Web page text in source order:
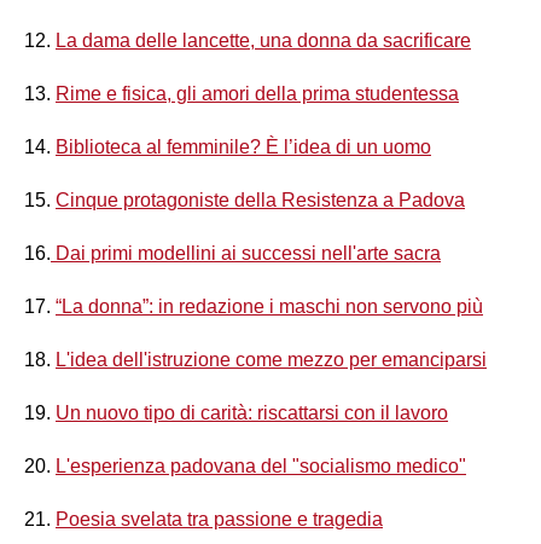
12. La dama delle lancette, una donna da sacrificare
13. Rime e fisica, gli amori della prima studentessa
14. Biblioteca al femminile? È l’idea di un uomo
15. Cinque protagoniste della Resistenza a Padova
16. Dai primi modellini ai successi nell'arte sacra
17. “La donna”: in redazione i maschi non servono più
18. L'idea dell'istruzione come mezzo per emanciparsi
19. Un nuovo tipo di carità: riscattarsi con il lavoro
20. L'esperienza padovana del "socialismo medico"
21. Poesia svelata tra passione e tragedia